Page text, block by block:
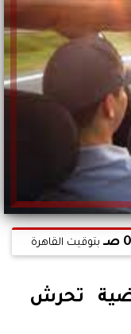
بتوقيت القاهرة
تحرش